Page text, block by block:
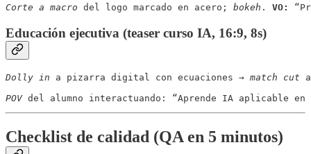
Corte a macro del logo marcado en acero; bokeh . VO:
Educación ejecutiva (teaser curso IA, 16:9, 8s)
Dolly in a pizarra digital con ecuaciones → match cut
POV del alumno interactuando: “Aprende IA aplicable en
Checklist de calidad (QA en 5 minutos)